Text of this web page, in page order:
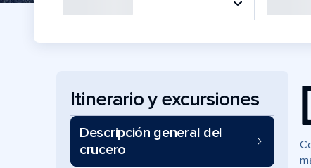
Itinerario y excursiones
Descripción general del
crucero